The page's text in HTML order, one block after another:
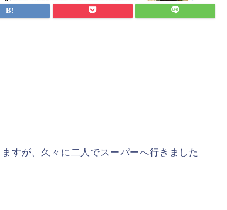
すが、久々に二人でスーパーへ行きました